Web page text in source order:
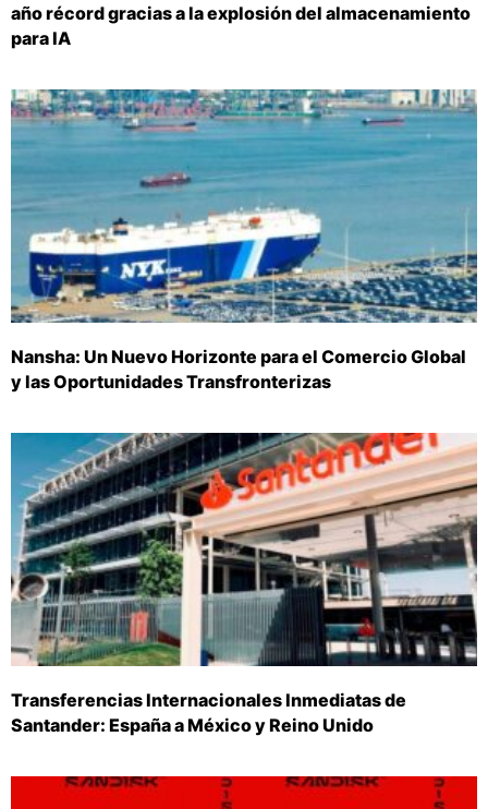
año récord gracias a la explosión del almacenamiento
para IA
Nansha: Un Nuevo Horizonte para el Comercio Global
y las Oportunidades Transfronterizas
Transferencias Internacionales Inmediatas de
Santander: España a México y Reino Unido